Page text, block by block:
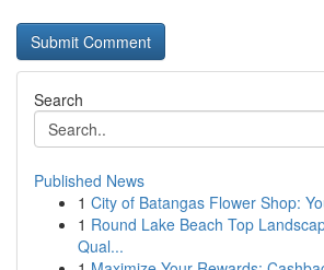
Search
Published News
1 City of Batangas Flower Shop:
1 Round Lake Beach Top
Qual...